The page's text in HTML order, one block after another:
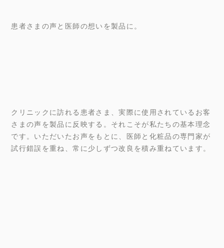
患者さまの声と医師の想いを製品に。
クリニックに訪れる患者さま、実際に使用されているお客
さまの声を製品に反映する。それこそが私たちの基本理念
です。いただいたお声をもとに、医師と化粧品の専門家が
試行錯誤を重ね、常に少しずつ改良を積み重ねています。